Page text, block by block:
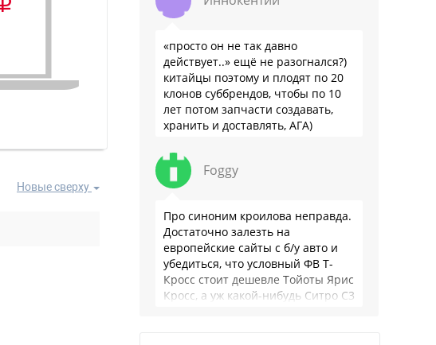
Новые сверху
«просто он не так давно
действует..» ещё не разогнался?)
китайцы поэтому и плодят по 20
клонов суббрендов, чтобы по 10
лет потом запчасти создавать,
хранить и доставлять, АГА)
Foggy
Про синоним кроилова неправда.
Достаточно залезть на
европейские сайты с б/у авто и
убедиться, что условный ФВ Т-
Кросс стоит дешевле Тойоты Ярис
Кросс, а уж какой-нибудь Ситро С3